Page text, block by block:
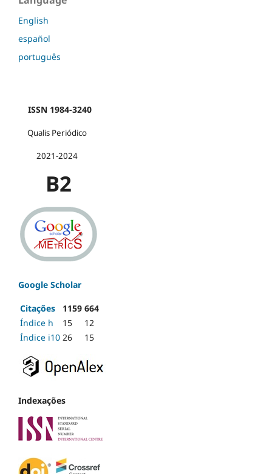
English
español
português
ISSN 1984-3240
Qualis Periódico
2021-2024
B2
Google Scholar
Citações 1159 664
Índice h
15
12
Índice i10 26 15
Indexações